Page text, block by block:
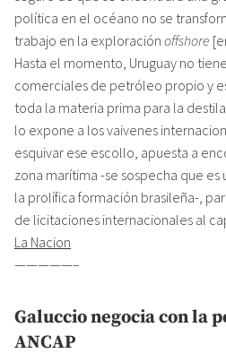
política en el océano no se
trabajo en la exploración offshore
Hasta el momento, Uruguay no
comerciales de petróleo propio y
toda la materia prima para la
lo expone a los vaivenes
esquivar ese escollo, apuesta a
zona marítima -se sospecha que
la prolífica formación brasileña-,
de licitaciones internacionales al
La Nacion
—————–
Galuccio negocia con la
ANCAP